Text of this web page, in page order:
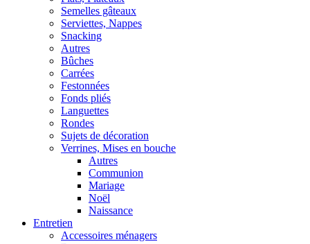
Semelles gâteaux
Serviettes, Nappes
Snacking
Autres
Bûches
Carrées
Festonnées
Fonds pliés
Languettes
Rondes
Sujets de décoration
Verrines, Mises en bouche
Autres
Communion
Mariage
Noël
Naissance
Entretien
Accessoires ménagers